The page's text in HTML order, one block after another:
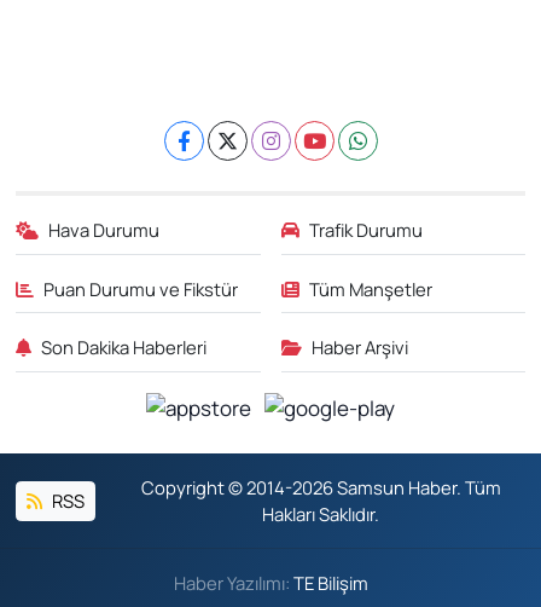
Hava Durumu Trafik Durumu
Puan Durumu ve Fikstür Tüm Manşetler
Son Dakika Haberleri Haber Arşivi
RSS
Copyright © 2014-2026 Samsun Haber. Tüm
Hakları Saklıdır.
Haber Yazılımı: TE Bilişim